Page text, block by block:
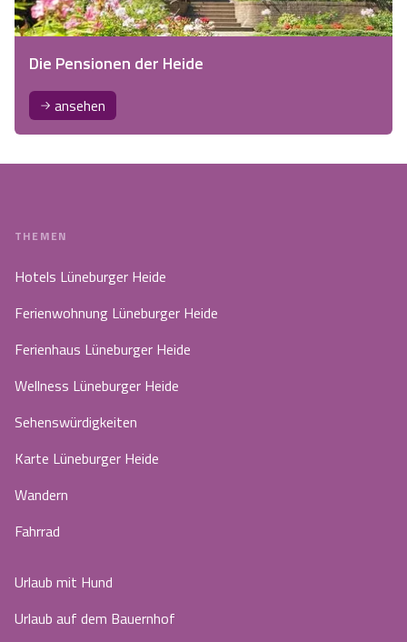
Die Pensionen der Heide
ansehen
THEMEN
Hotels Lüneburger Heide
Ferienwohnung Lüneburger Heide
Ferienhaus Lüneburger Heide
Wellness Lüneburger Heide
Sehenswürdigkeiten
Karte Lüneburger Heide
Wandern
Fahrrad
Urlaub mit Hund
Urlaub auf dem Bauernhof